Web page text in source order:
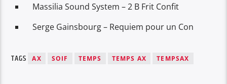
Massilia Sound System – 2 B Frit Confit
Serge Gainsbourg – Requiem pour un Con
TAGS AX SOIF TEMPS TEMPS AX TEMPSAX